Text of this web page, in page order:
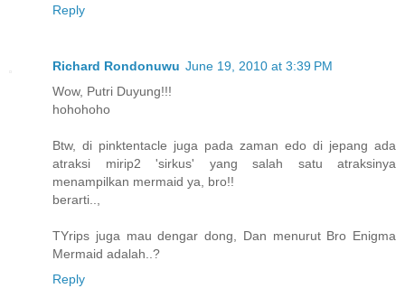
Reply
Richard Rondonuwu June 19, 2010 at 3:39 PM
Wow, Putri Duyung!!!
hohohoho
Btw, di pinktentacle juga pada zaman edo di jepang ada
atraksi mirip2 'sirkus' yang salah satu atraksinya
menampilkan mermaid ya, bro!!
berarti..,
TYrips juga mau dengar dong, Dan menurut Bro Enigma
Mermaid adalah..?
Reply